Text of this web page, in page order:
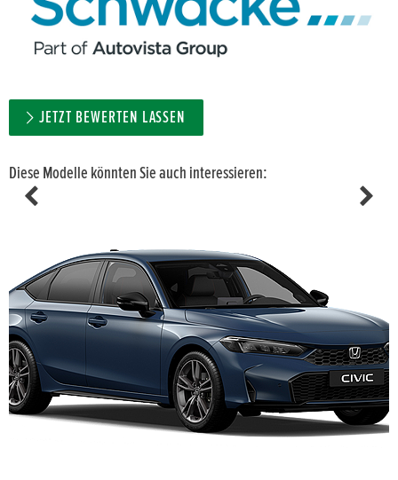
JETZT BEWERTEN LASSEN
Diese Modelle könnten Sie auch interessieren: